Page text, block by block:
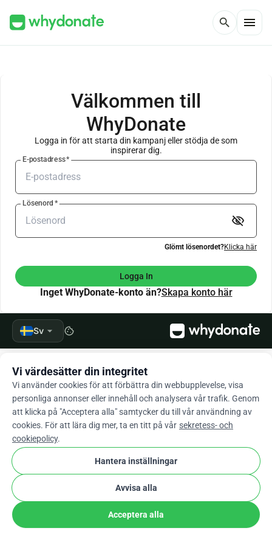
search menu
Välkommen till
WhyDonate
Logga in för att starta din kampanj eller stödja de som
inspirerar dig.
E-postadress*
Lösenord *
visibility_off
Glömt lösenordet?Klicka här
Logga In
Inget WhyDonate-konto än?Skapa konto här
Sv arrow_drop_down cookie
Vi värdesätter din integritet
Vi använder cookies för att förbättra din webbupplevelse, visa
personliga annonser eller innehåll och analysera vår trafik. Genom
att klicka på "Acceptera alla" samtycker du till vår användning av
cookies. För att lära dig mer, ta en titt på vår sekretess- och
cookiepolicy.
Hantera inställningar
Avvisa alla
Acceptera alla